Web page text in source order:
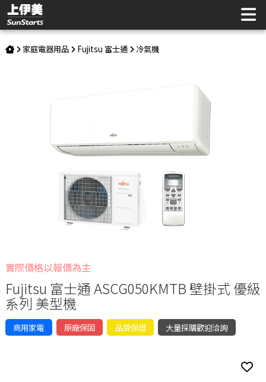
Fujitsu 富士通 ASCG050KMTB 壁掛式 優級系列 美型機 | 上伊
家庭電器用品 Fujitsu 富士通 冷氣機
實際價格以報價為主
Fujitsu 富士通 ASCG050KMTB 壁掛式 優級
系列 美型機
商用家電 原廠保固 品質保證 大量採購歡迎洽詢